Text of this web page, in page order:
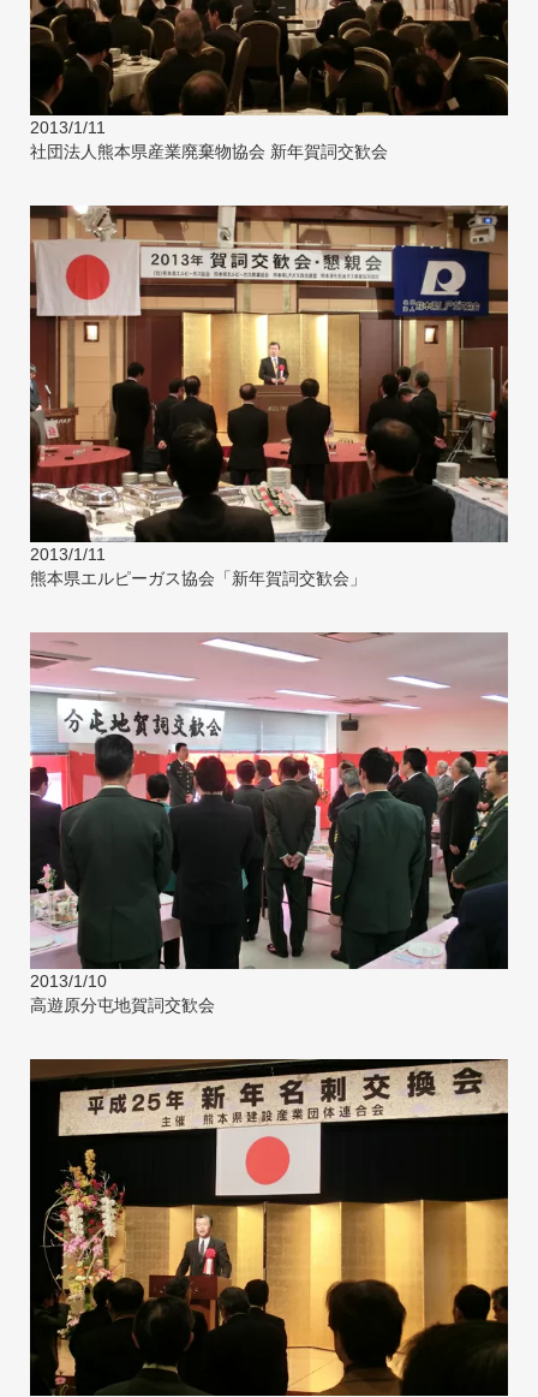
2013/1/11
社団法人熊本県産業廃棄物協会 新年賀詞交歓会
2013/1/11
熊本県エルピーガス協会「新年賀詞交歓会」
2013/1/10
高遊原分屯地賀詞交歓会